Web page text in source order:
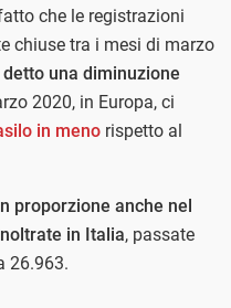
che le registrazioni
chiuse tra i mesi di marzo
una diminuzione
2020, in Europa, ci
in meno rispetto al
proporzione anche nel
in Italia, passate
26.963.